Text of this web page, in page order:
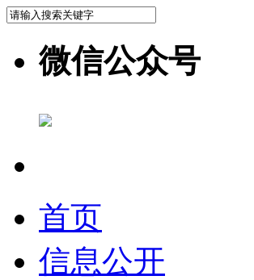
微信公众号
首页
信息公开